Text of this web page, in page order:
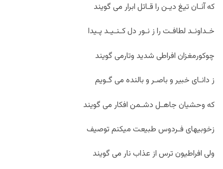
که آنـان تیغ دیـن را قـاتل ابرار می گویند
خـداونـد لطافـت را ز نـور دل کـنـیـد پـیدا
چوکورمغزان افراطی شدید وتارمی گویند
ز دانـای خبیر و باصـر و بالنده می گـویم
که وحشیان جاهـل دشـمن افکار می گویند
زخوبیهای فـردوس طبیعت میکنم توصیف
ولی افراطیون ترس از عذاب نار می گویند